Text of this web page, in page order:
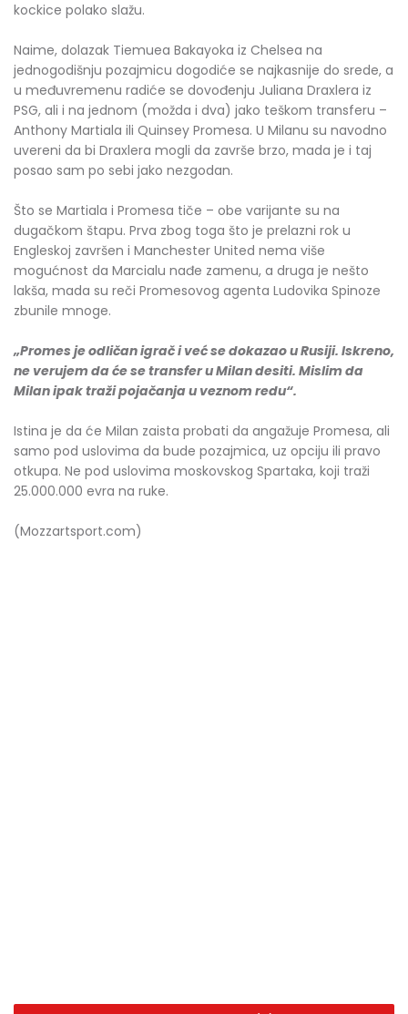
kockice polako slažu.
Naime, dolazak Tiemuea Bakayoka iz Chelsea na
jednogodišnju pozajmicu dogodiće se najkasnije do srede, a
u međuvremenu radiće se dovođenju Juliana Draxlera iz
PSG, ali i na jednom (možda i dva) jako teškom transferu –
Anthony Martiala ili Quinsey Promesa. U Milanu su navodno
uvereni da bi Draxlera mogli da završe brzo, mada je i taj
posao sam po sebi jako nezgodan.
Što se Martiala i Promesa tiče – obe varijante su na
dugačkom štapu. Prva zbog toga što je prelazni rok u
Engleskoj završen i Manchester United nema više
mogućnost da Marcialu nađe zamenu, a druga je nešto
lakša, mada su reči Promesovog agenta Ludovika Spinoze
zbunile mnoge.
„Promes je odličan igrač i već se dokazao u Rusiji. Iskreno,
ne verujem da će se transfer u Milan desiti. Mislim da
Milan ipak traži pojačanja u veznom redu“.
Istina je da će Milan zaista probati da angažuje Promesa, ali
samo pod uslovima da bude pozajmica, uz opciju ili pravo
otkupa. Ne pod uslovima moskovskog Spartaka, koji traži
25.000.000 evra na ruke.
(Mozzartsport.com)